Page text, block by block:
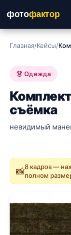
фотофактор
Главная/Кейсы/
👗 Одежда
съёмка
невидимый
📸8 кадров —
полном